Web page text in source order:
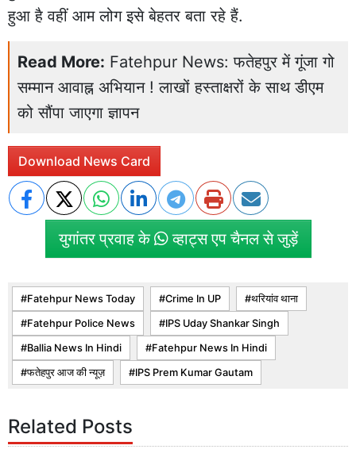
हुआ है वहीं आम लोग इसे बेहतर बता रहे हैं.
Read More: Fatehpur News: फतेहपुर में गूंजा गो
सम्मान आवाह्न अभियान ! लाखों हस्ताक्षरों के साथ डीएम
को सौंपा जाएगा ज्ञापन
Download News Card
युगांतर प्रवाह के व्हाट्स एप चैनल से जुड़ें
Fatehpur News Today Crime In UP थरियांव थाना
Fatehpur Police News IPS Uday Shankar Singh
Ballia News In Hindi Fatehpur News In Hindi
फतेहपुर आज की न्यूज़ IPS Prem Kumar Gautam
Related Posts